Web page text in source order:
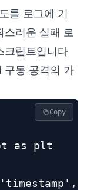
를 로그에 기
스러운 실패 로
크립트입니다
동 공격의 가
as plt
Copy